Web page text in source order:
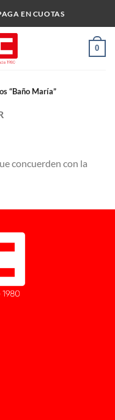
EN CUOTAS
0
“Baño María”
concuerden con la